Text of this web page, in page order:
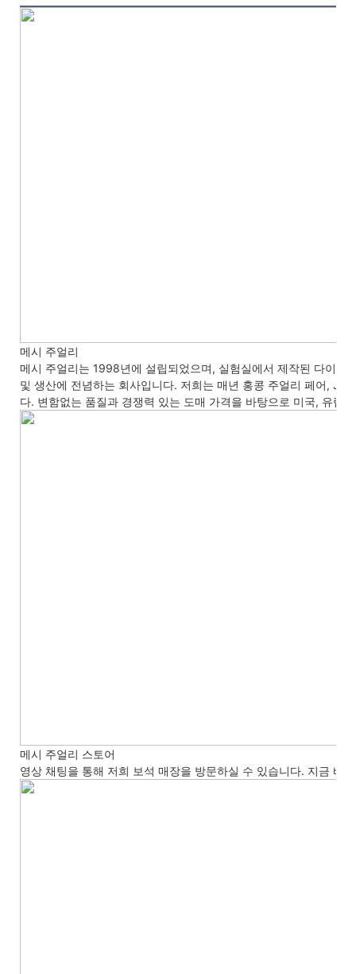
메시 주얼리
메시 주얼리는 1998년에 설립되었으며, 실험실에서 제작된 다이아
및 생산에 전념하는 회사입니다. 저희는 매년 홍콩 주얼리 페어,
다. 변함없는 품질과 경쟁력 있는 도매 가격을 바탕으로 미국, 유럽
메시 주얼리 스토어
영상 채팅을 통해 저희 보석 매장을 방문하실 수 있습니다. 지금 바